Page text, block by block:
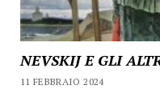
NEVSKIJ E GLI
11 FEBBRAIO 2024